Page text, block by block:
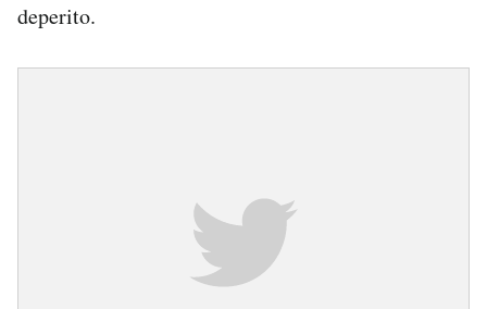
deperito.